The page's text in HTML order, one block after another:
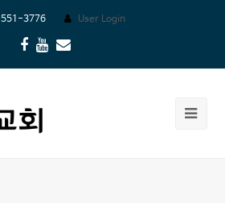
3776 User Login
Facebook
Youtube
Email